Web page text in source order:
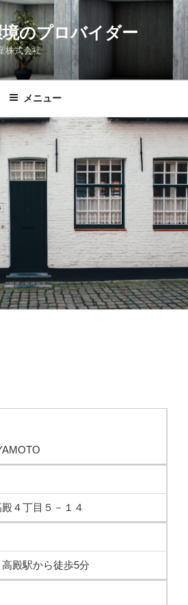
のプロバイダー
株式会社
メニュー
４丁目５－１４
殿駅から徒歩5分